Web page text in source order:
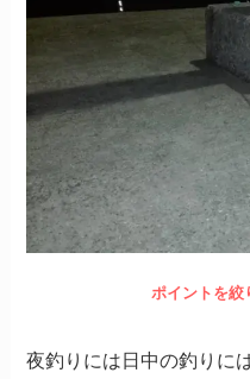
ポイントを絞
夜釣りには日中の釣りに